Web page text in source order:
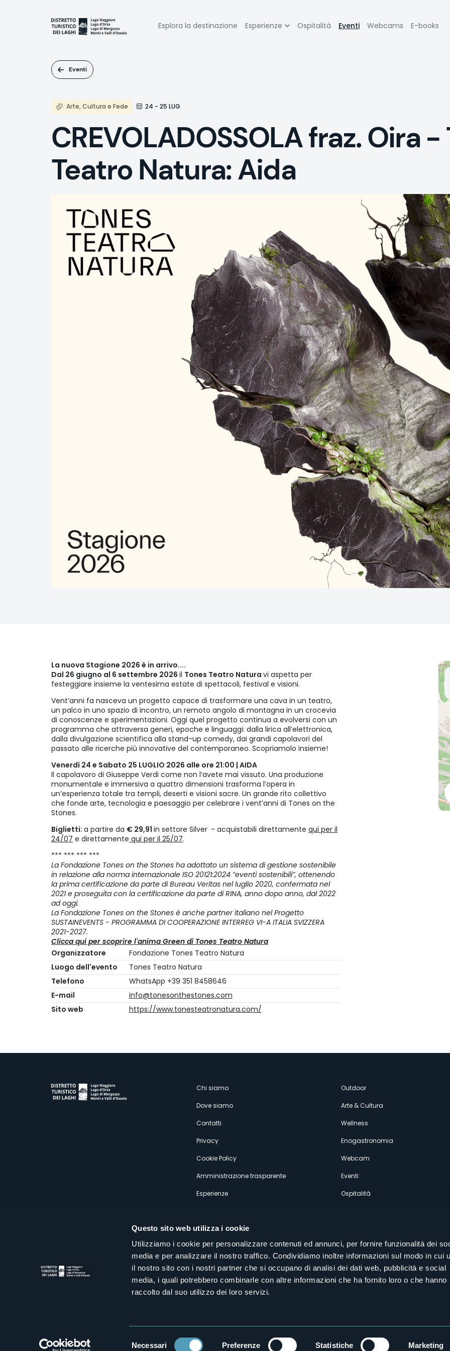
Questo sito web utilizza i cookie
Utilizziamo i cookie per personalizzare contenuti ed annunci, per fornire funzionalità dei
media e per analizzare il nostro traffico. Condividiamo inoltre informazioni sul modo in cui
il nostro sito con i nostri partner che si occupano di analisi dei dati web, pubblicità e social
media, i quali potrebbero combinarle con altre informazioni che ha fornito loro o che hanno
raccolto dal suo utilizzo dei loro servizi.
Necessari Preferenze Statistiche Marketing
Navigazione
Esplora la destinazione Esperienze Ospitalità Eventi Webcams E-books
Eventi
Arte, Cultura e Fede 24 - 25 LUG
CREVOLADOSSOLA fraz. Oira -
Teatro Natura: Aida
La nuova Stagione 2026 è in arrivo....
Dal 26 giugno al 6 settembre 2026 il Tones Teatro Natura vi aspetta per
festeggiare insieme la ventesima estate di spettacoli, festival e visioni.
Vent’anni fa nasceva un progetto capace di trasformare una cava in un teatro,
un palco in uno spazio di incontro, un remoto angolo di montagna in un crocevia
di conoscenze e sperimentazioni. Oggi quel progetto continua a evolversi con un
programma che attraversa generi, epoche e linguaggi: dalla lirica all’elettronica,
dalla divulgazione scientifica alla stand-up comedy, dai grandi capolavori del
passato alle ricerche più innovative del contemporaneo. Scopriamolo insieme!
Venerdì 24 e Sabato 25 LUGLIO 2026 alle ore 21:00 | AIDA
Il capolavoro di Giuseppe Verdi come non l’avete mai vissuto. Una produzione
monumentale e immersiva a quattro dimensioni trasforma l’opera in
un’esperienza totale tra templi, deserti e visioni sacre. Un grande rito collettivo
che fonde arte, tecnologia e paesaggio per celebrare i vent’anni di Tones on the
Stones.
Biglietti: a partire da € 29,91 in settore Silver - acquistabili direttamente qui per il
24/07 e direttamente qui per il 25/07.
*** *** *** ***
La Fondazione Tones on the Stones ha adottato un sistema di gestione sostenibile
in relazione alla norma internazionale ISO 20121:2024 “eventi sostenibili”, ottenendo
la prima certificazione da parte di Bureau Veritas nel luglio 2020, confermata nel
2021 e proseguita con la certificazione da parte di RINA, anno dopo anno, dal 2022
ad oggi.
La Fondazione Tones on the Stones è anche partner italiano nel Progetto
SUSTAINEVENTS - PROGRAMMA DI COOPERAZIONE INTERREG VI-A ITALIA SVIZZERA
2021-2027.
Clicca qui per scoprire l'anima Green di Tones Teatro Natura
Organizzatore
Fondazione Tones Teatro Natura
Luogo dell'evento
Tones Teatro Natura
Telefono
WhatsApp +39 351 8458646
E-mail
info@tonesonthestones.com
Sito web
https://www.tonesteatronatura.com/
Menù
secondario
Chi siamo
Dove siamo
Contatti
Privacy
Cookie Policy
Amministrazione trasparente
Esperienze
Outdoor
Arte & Cultura
Wellness
Enogastronomia
Webcam
Eventi
Ospitalità
Distretto Turistico dei Laghi Scrl
Sede legale e operativa: Corso Italia 26 - 28838 Stresa VB - Italy
infoturismo@distrettolaghi.itedistrettolaghi@legalmail.it
Seguici sui nostri canali social